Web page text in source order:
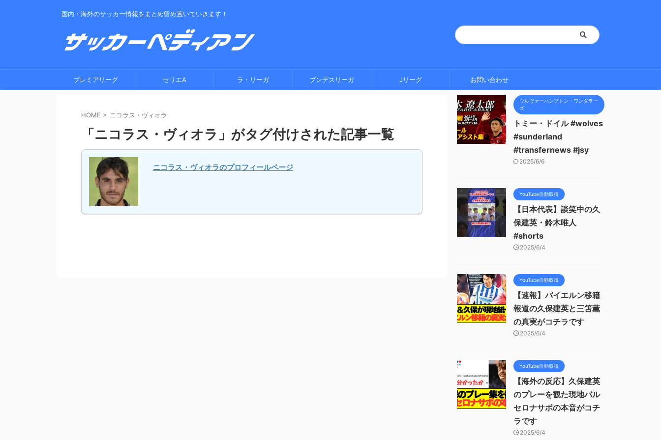
国内・海外のサッカー情報をまとめ留め置いていきます！
プレミアリーグ セリエA ラ・リーガ ブンデスリーガ Jリーグ お問い合わせ
HOME > ニコラス・ヴィオラ
「ニコラス・ヴィオラ」がタグ付けされた記事一覧
ニコラス・ヴィオラのプロフィールページ
ウルヴァーハンプトン・ワンダラー
ズ
トミー・ドイル #wolves
#sunderland
#transfernews #jsy
2025/6/6
YouTube自動取得
【日本代表】談笑中の久
保建英・鈴木唯人
#shorts
2025/6/4
YouTube自動取得
【速報】バイエルン移籍
報道の久保建英と三笘薫
の真実がコチラです
2025/6/4
YouTube自動取得
【海外の反応】久保建英
のプレーを観た現地バル
セロナサポの本音がコチ
ラです
2025/6/4